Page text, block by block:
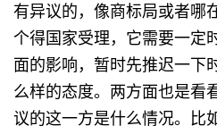
有异议的，像商标局或者哪
个得国家受理，它需要一定
面的影响，暂时先推迟一下
么样的态度。两方面也是看
议的这一方是什么情况。比